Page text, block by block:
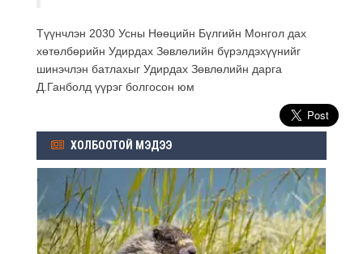
Түүнчлэн 2030 Усны Нөөцийн Бүлгийн Монгол дах
хөтөлбөрийн Удирдах Зөвлөлийн бүрэлдэхүүнийг
шинэчлэн батлахыг Удирдах Зөвлөлийн дарга
Д.Ганболд үүрэг болгосон юм
ХОЛБООТОЙ МЭДЭЭ